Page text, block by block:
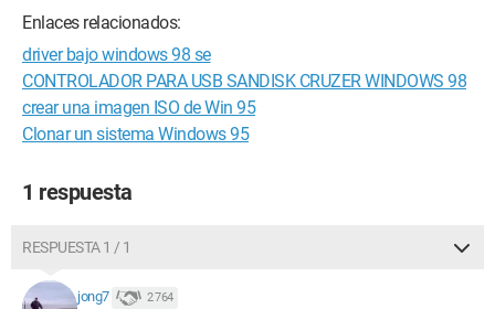
Enlaces relacionados:
driver bajo windows 98 se
CONTROLADOR PARA USB SANDISK CRUZER WINDOWS 98
crear una imagen ISO de Win 95
Clonar un sistema Windows 95
1 respuesta
RESPUESTA 1 / 1
jong7 2 764